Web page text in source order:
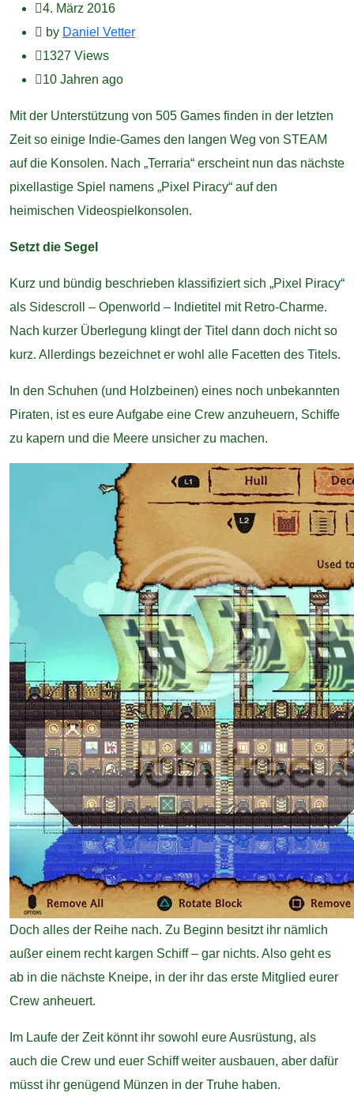
4. März 2016
by Daniel Vetter
1327 Views
10 Jahren ago
Mit der Unterstützung von 505 Games finden in der letzten
Zeit so einige Indie-Games den langen Weg von STEAM
auf die Konsolen. Nach „Terraria“ erscheint nun das nächste
pixellastige Spiel namens „Pixel Piracy“ auf den
heimischen Videospielkonsolen.
Setzt die Segel
Kurz und bündig beschrieben klassifiziert sich „Pixel Piracy“
als Sidescroll – Openworld – Indietitel mit Retro-Charme.
Nach kurzer Überlegung klingt der Titel dann doch nicht so
kurz. Allerdings bezeichnet er wohl alle Facetten des Titels.
In den Schuhen (und Holzbeinen) eines noch unbekannten
Piraten, ist es eure Aufgabe eine Crew anzuheuern, Schiffe
zu kapern und die Meere unsicher zu machen.
Doch alles der Reihe nach. Zu Beginn besitzt ihr nämlich
außer einem recht kargen Schiff – gar nichts. Also geht es
ab in die nächste Kneipe, in der ihr das erste Mitglied eurer
Crew anheuert.
Im Laufe der Zeit könnt ihr sowohl eure Ausrüstung, als
auch die Crew und euer Schiff weiter ausbauen, aber dafür
müsst ihr genügend Münzen in der Truhe haben.